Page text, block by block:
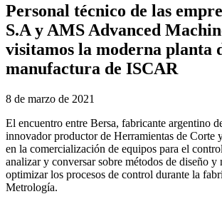
Personal técnico de las
S.A y AMS Advanced
visitamos la moderna planta
manufactura de ISCAR
8 de marzo de 2021
El encuentro entre Bersa, fabricante argentino
innovador productor de Herramientas de Corte
en la comercialización de equipos para el
analizar y conversar sobre métodos de diseño y
optimizar los procesos de control durante la
Metrología.